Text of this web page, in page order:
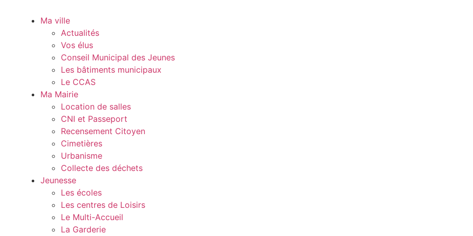
Ma ville
Actualités
Vos élus
Conseil Municipal des Jeunes
Les bâtiments municipaux
Le CCAS
Ma Mairie
Location de salles
CNI et Passeport
Recensement Citoyen
Cimetières
Urbanisme
Collecte des déchets
Jeunesse
Les écoles
Les centres de Loisirs
Le Multi-Accueil
La Garderie